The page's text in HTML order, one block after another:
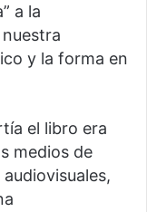
a la
y la forma en
el libro era
medios de